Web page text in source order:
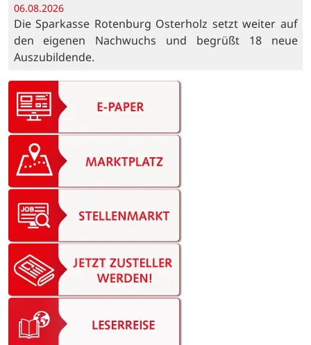
06.08.2026
Die Sparkasse Rotenburg Osterholz setzt weiter auf
den eigenen Nachwuchs und begrüßt 18 neue
Auszubildende.